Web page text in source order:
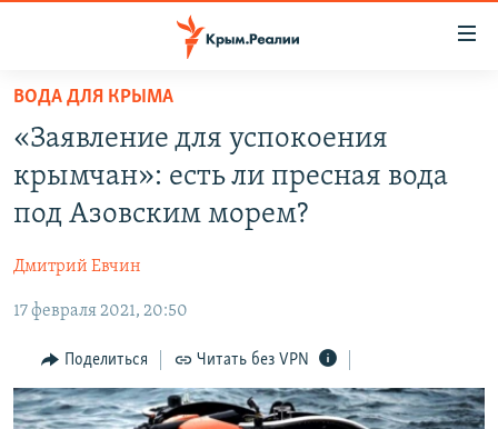
Вернуться
основному
содержанию
Вернутся
главной
навигации
Вернутся
поиску
ГРУЗ 200
11 ЛЕТ ОККУПАЦИИ КРЫМА. 11 ИСТОРИЙ СОПРОТИВЛЕНИЯ
ВОДА
ЕЩЕ
ИНТЕРАКТИВ
ИНФОГРАФИКА
ТЕЛЕПРОЕКТ КРЫМ.РЕАЛИИ
РАДІО СВОБОДА
КАК ОБОЙТИ БЛОКИРОВКУ
Українською
ВОДА ДЛЯ КРЫМА
«Заявление для успокоения
крымчан»: есть ли пресная вода
под Азовским морем?
Дмитрий Евчин
17 февраля 2021, 20:50
Поделиться Читать без VPN